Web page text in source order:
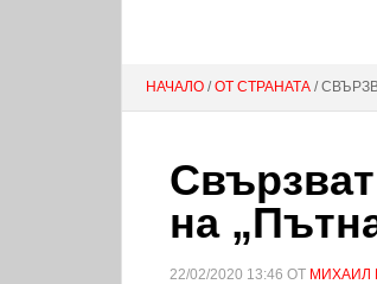
НАЧАЛО /ОТ СТРАНАТА /
на
22/02/2020 13:46 ОТ МИХАИЛ